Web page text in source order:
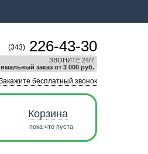
(343) 226-43-30
ЗВОНИТЕ 24/7
заказ от 3 000 руб.
бесплатный звонок
Корзина
пока что пуста